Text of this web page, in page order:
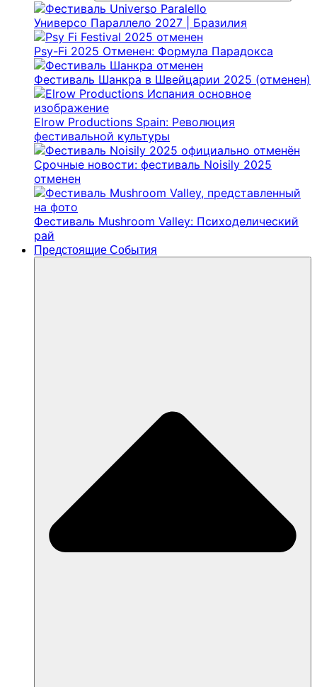
Универсо Параллело 2027 | Бразилия
Psy-Fi 2025 Отменен: Формула Парадокса
Фестиваль Шанкра в Швейцарии 2025 (отменен)
Elrow Productions Spain: Революция
фестивальной культуры
Срочные новости: фестиваль Noisily 2025
отменен
Фестиваль Mushroom Valley: Психоделический
рай
Предстоящие События